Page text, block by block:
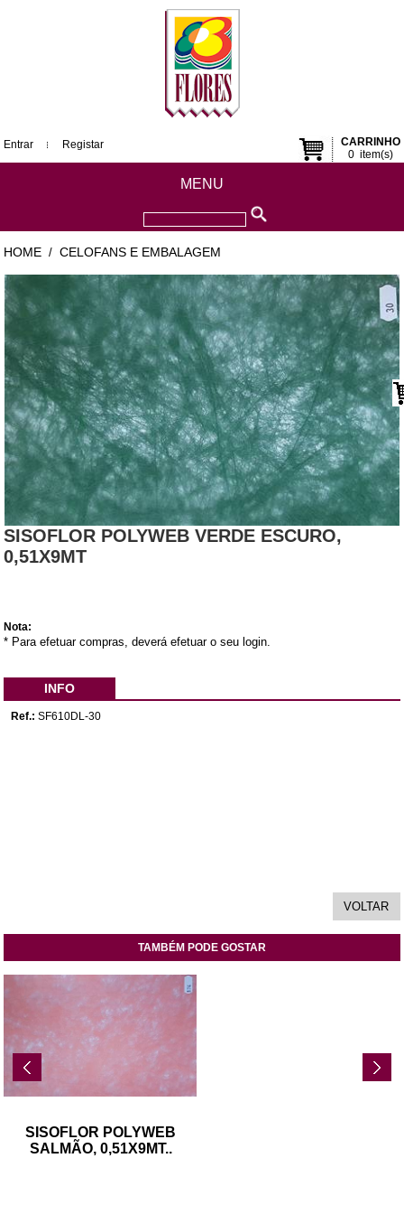
CARRINHO
0item(s)
Entrar Registar
MENU
HOME / CELOFANS E EMBALAGEM
SISOFLOR POLYWEB VERDE ESCURO,
0,51X9MT
Nota:
* Para efetuar compras, deverá efetuar o seu login.
INFO
Ref.: SF610DL-30
TAMBÉM PODE GOSTAR
SISOFLOR POLYWEB
SALMÃO, 0,51X9MT..